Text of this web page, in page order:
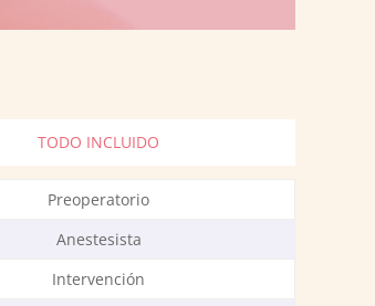
TODO INCLUIDO
Preoperatorio
Anestesista
Intervención